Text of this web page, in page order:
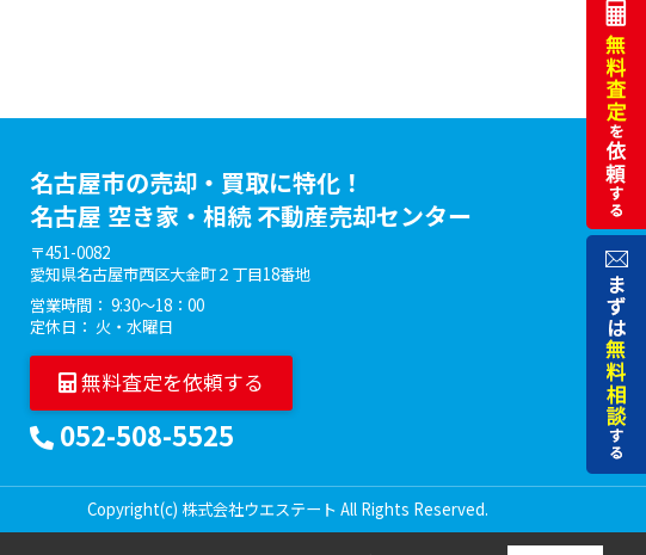
名古屋市の売却・買取に特化！
名古屋 空き家・相続 不動産売却センター
〒451-0082
愛知県名古屋市西区大金町２丁目18番地
営業時間： 9:30～18：00
定休日： 火・水曜日
無料査定を依頼する
052-508-5525
Copyright(c) 株式会社ウエステート All Rights Reserved.